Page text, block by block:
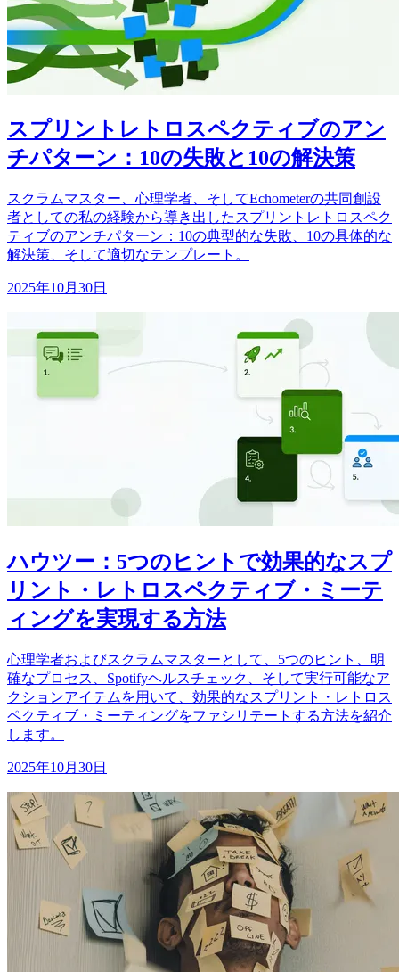
スプリントレトロスペクティブのアン
チパターン：10の失敗と10の解決策
スクラムマスター、心理学者、そしてEchometerの共同創設
者としての私の経験から導き出したスプリントレトロスペク
ティブのアンチパターン：10の典型的な失敗、10の具体的な
解決策、そして適切なテンプレート。
2025年10月30日
ハウツー：5つのヒントで効果的なスプ
リント・レトロスペクティブ・ミーテ
ィングを実現する方法
心理学者およびスクラムマスターとして、5つのヒント、明
確なプロセス、Spotifyヘルスチェック、そして実行可能なア
クションアイテムを用いて、効果的なスプリント・レトロス
ペクティブ・ミーティングをファシリテートする方法を紹介
します。
2025年10月30日